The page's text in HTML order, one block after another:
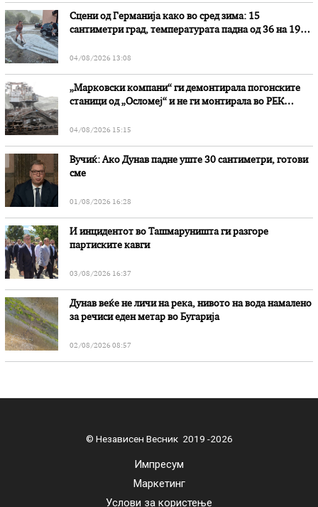
Сцени од Германија како во сред зима: 15
сантиметри град, температурата падна од 36 на 19
04/08/2026 13:08
„Марковски компани“ ги демонтирала погонските
станици од „Осломеј“ и не ги монтирала во РЕК
04/08/2026 15:15
Вучиќ: Ако Дунав падне уште 30 сантиметри, готови
сме
01/08/2026 16:28
И инцидентот во Ташмаруништa ги разгоре
партиските кавги
03/08/2026 16:37
Дунав веќе не личи на река, нивото на вода намалено
за речиси еден метар во Бугарија
02/08/2026 08:57
© Независен Весник 2019 -2026
Импресум
Маркетинг
Услови за користење